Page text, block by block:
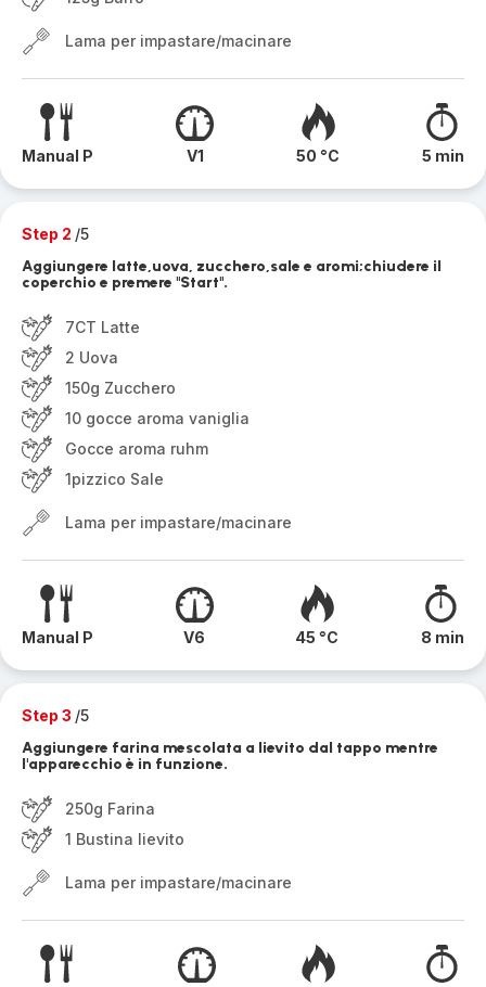
Lama per impastare/macinare
Manual P V1 50 °C 5 min
Step 2 /5
Aggiungere latte,uova, zucchero,sale e aromi;chiudere il
coperchio e premere "Start".
7CT Latte
2 Uova
150g Zucchero
10 gocce aroma vaniglia
Gocce aroma ruhm
1pizzico Sale
Lama per impastare/macinare
Manual P V6 45 °C 8 min
Step 3 /5
Aggiungere farina mescolata a lievito dal tappo mentre
l'apparecchio è in funzione.
250g Farina
1 Bustina lievito
Lama per impastare/macinare